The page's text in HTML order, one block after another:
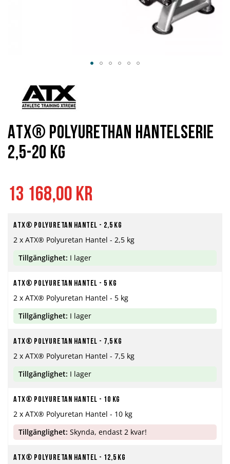
13 168,00 kr
ATX® Polyurethan Hantelserie
2,5-20 kg
ATX® Polyuretan hantel - 2,5 kg
2 x ATX® Polyuretan Hantel - 2,5 kg
Tillgänglighet: I lager
ATX® Polyuretan hantel - 5 kg
2 x ATX® Polyuretan Hantel - 5 kg
Tillgänglighet: I lager
ATX® Polyuretan hantel - 7,5 kg
2 x ATX® Polyuretan Hantel - 7,5 kg
Tillgänglighet: I lager
ATX® Polyuretan hantel - 10 kg
2 x ATX® Polyuretan Hantel - 10 kg
Tillgänglighet: Skynda, endast 2 kvar!
ATX® Polyuretan hantel - 12,5 kg
början
bildgalleriet